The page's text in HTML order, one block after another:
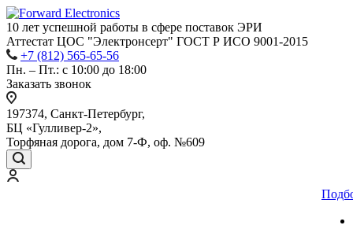
10 лет успешной работы в сфере поставок ЭРИ
Аттестат ЦОС "Электронсерт" ГОСТ Р ИСО 9001-2015
+7 (812) 565-65-56
Пн. – Пт.: с 10:00 до 18:00
Заказать звонок
197374, Санкт-Петербург,
БЦ «Гулливер-2»,
Торфяная дорога, дом 7-Ф, оф. №609